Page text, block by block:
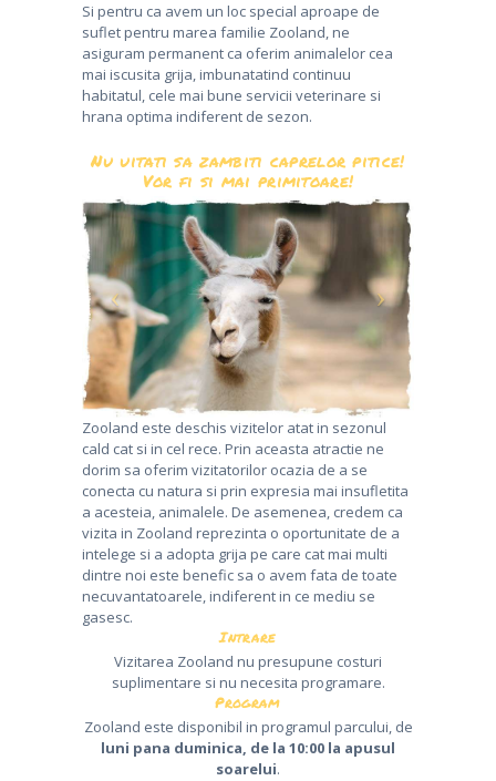
Si pentru ca avem un loc special aproape de
suflet pentru marea familie Zooland, ne
asiguram permanent ca oferim animalelor cea
mai iscusita grija, imbunatatind continuu
habitatul, cele mai bune servicii veterinare si
hrana optima indiferent de sezon.
Nu uitati sa zambiti caprelor pitice!
Vor fi si mai primitoare!
Zooland este deschis vizitelor atat in sezonul
cald cat si in cel rece. Prin aceasta atractie ne
dorim sa oferim vizitatorilor ocazia de a se
conecta cu natura si prin expresia mai insufletita
a acesteia, animalele. De asemenea, credem ca
vizita in Zooland reprezinta o oportunitate de a
intelege si a adopta grija pe care cat mai multi
dintre noi este benefic sa o avem fata de toate
necuvantatoarele, indiferent in ce mediu se
gasesc.
Intrare
Vizitarea Zooland nu presupune costuri
suplimentare si nu necesita programare.
Program
Zooland este disponibil in programul parcului, de
luni pana duminica, de la 10:00 la apusul
soarelui.